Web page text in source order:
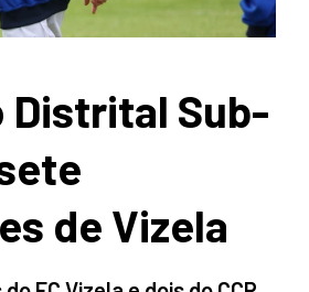
Distrital Sub-
de Vizela